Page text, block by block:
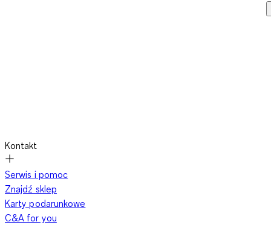
Kontakt
Serwis i pomoc
Znajdź sklep
Karty podarunkowe
C&A for you